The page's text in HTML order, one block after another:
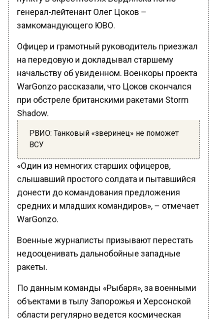
генерал-лейтенант Олег Цоков –
замкомандующего ЮВО.
Офицер и грамотный руководитель приезжал
на передовую и докладывал старшему
начальству об увиденном. Военкоры проекта
WarGonzo рассказали, что Цоков скончался
при обстреле британскими ракетами Storm
Shadow.
РВИО: Танковый «зверинец» не поможет
ВСУ
«Один из немногих старших офицеров,
слышавший простого солдата и пытавшийся
донести до командования предложения
средних и младших командиров», – отмечает
WarGonzo.
Военные журналисты призывают перестать
недооценивать дальнобойные западные
ракеты.
По данным команды «Рыбаря», за военными
объектами в тылу Запорожья и Херсонской
области регулярно ведется космическая